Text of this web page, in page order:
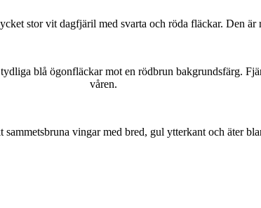
stor vit dagfjäril med svarta och röda fläckar. Den är
blå ögonfläckar mot en rödbrun bakgrundsfärg.
våren.
vingar med bred, gul ytterkant och äter